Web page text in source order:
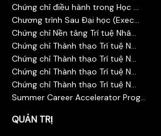
Chứng chỉ điều hành trong Học ...
Chương trình Sau Đại học (Exec...
Chứng chỉ Nền tảng Trí tuệ Nhâ...
Chứng chỉ Thành thạo Trí tuệ N...
Chứng chỉ Thành thạo Trí tuệ N...
Chứng chỉ Thành thạo Trí tuệ N...
Chứng chỉ Thành thạo Trí tuệ N...
Summer Career Accelerator Prog...
QUẢN TRỊ